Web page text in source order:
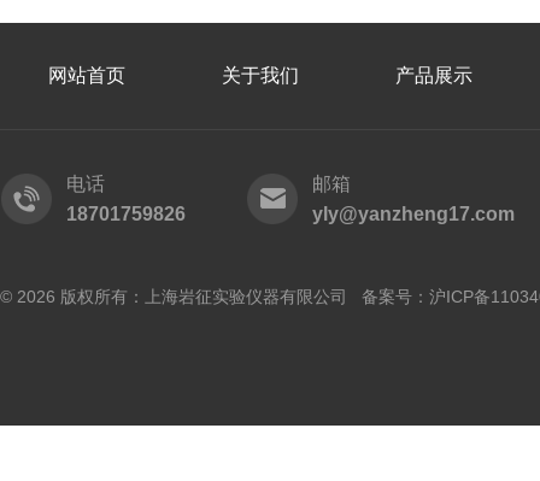
网站首页 关于我们 产品展示
电话
18701759826
邮箱
yly@yanzheng17.com
© 2026 版权所有：上海岩征实验仪器有限公司 备案号： 沪ICP备